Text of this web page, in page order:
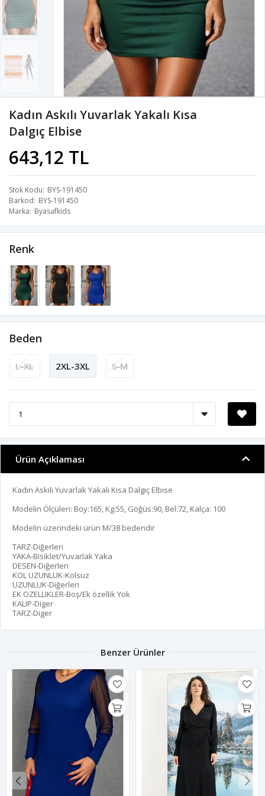
Kadın Askılı Yuvarlak Yakalı Kısa
Dalgıç Elbise
643,12 TL
Stok Kodu BYS-191450
Barkod BYS-191450
Marka Byasafkids
Renk
Beden
L-XL 2XL-3XL S-M
Ürün Açıklaması
Kadın Askılı Yuvarlak Yakalı Kısa Dalgıç Elbise
Modelin Ölçüleri: Boy:165, Kg:55, Göğüs:90, Bel:72, Kalça: 100
Modelin üzerindeki ürün M/38 bedendir
TARZ-Diğerleri
YAKA-Bisiklet/Yuvarlak Yaka
DESEN-Diğerleri
KOL UZUNLUK-Kolsuz
UZUNLUK-Diğerleri
EK OZELLIKLER-Boş/Ek özellik Yok
KALIP-Diger
TARZ-Diger
Benzer Ürünler